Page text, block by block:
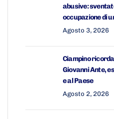
abusive:
occupazione di
Agosto 3, 2026
Ciampino
Giovanni Ante,
e al Paese
Agosto 2, 2026